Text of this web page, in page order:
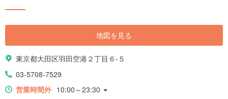
地図を見る
東京都大田区羽田空港２丁目６-５
03-5708-7529
営業時間外 10:00～23:30